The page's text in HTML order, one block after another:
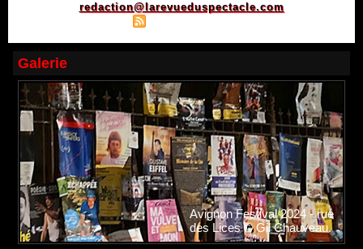
redaction@larevueduspectacle.com
Galerie
Avignon Festival 2024 - rue
des Lices © Gil Chauveau.